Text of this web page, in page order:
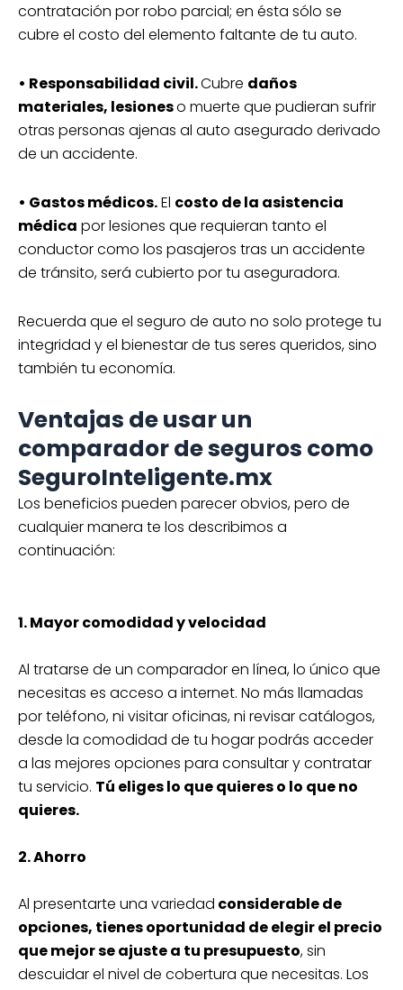
contratación por robo parcial; en ésta sólo se
cubre el costo del elemento faltante de tu auto.
• Responsabilidad civil.Cubre daños
materiales, lesioneso muerte que pudieran sufrir
otras personas ajenas al auto asegurado derivado
de un accidente.
• Gastos médicos.El costo de la asistencia
médica por lesiones que requieran tanto el
conductor como los pasajeros tras un accidente
de tránsito, será cubierto por tu aseguradora.
Recuerda que el seguro de auto no solo protege tu
integridad y el bienestar de tus seres queridos, sino
también tu economía.
Ventajas de usar un
comparador de seguros como
SeguroInteligente.mx
Los beneficios pueden parecer obvios, pero de
cualquier manera te los describimos a
continuación:
1. Mayor comodidad y velocidad
Al tratarse de un comparador en línea, lo único que
necesitas es acceso a internet. No más llamadas
por teléfono, ni visitar oficinas, ni revisar catálogos,
desde la comodidad de tu hogar podrás acceder
a las mejores opciones para consultar y contratar
tu servicio. Tú eliges lo que quieres o lo que no
quieres.
2. Ahorro
Al presentarte una variedad considerable de
opciones, tienes oportunidad de elegir el precio
que mejor se ajuste a tu presupuesto, sin
descuidar el nivel de cobertura que necesitas. Los